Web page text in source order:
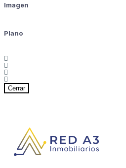
Imagen
Plano
Cerrar